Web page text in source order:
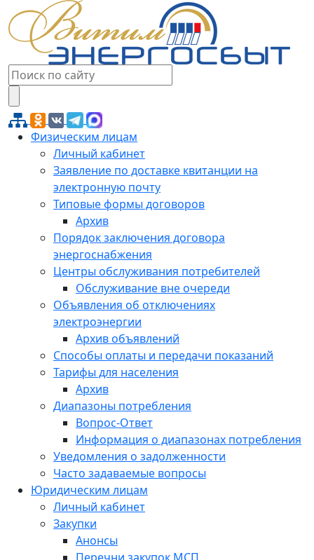
Физическим лицам
Личный кабинет
Заявление по доставке квитанции на
электронную почту
Типовые формы договоров
Архив
Порядок заключения договора
энергоснабжения
Центры обслуживания потребителей
Обслуживание вне очереди
Объявления об отключениях
электроэнергии
Архив объявлений
Способы оплаты и передачи показаний
Тарифы для населения
Архив
Диапазоны потребления
Вопрос-Ответ
Информация о диапазонах потребления
Уведомления о задолженности
Часто задаваемые вопросы
Юридическим лицам
Личный кабинет
Закупки
Анонсы